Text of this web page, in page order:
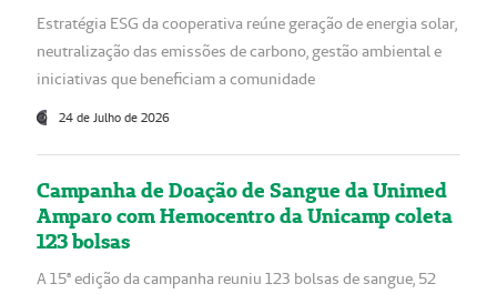
Estratégia ESG da cooperativa reúne geração de energia solar,
neutralização das emissões de carbono, gestão ambiental e
iniciativas que beneficiam a comunidade
24 de Julho de 2026
Campanha de Doação de Sangue da Unimed
Amparo com Hemocentro da Unicamp coleta
123 bolsas
A 15ª edição da campanha reuniu 123 bolsas de sangue, 52